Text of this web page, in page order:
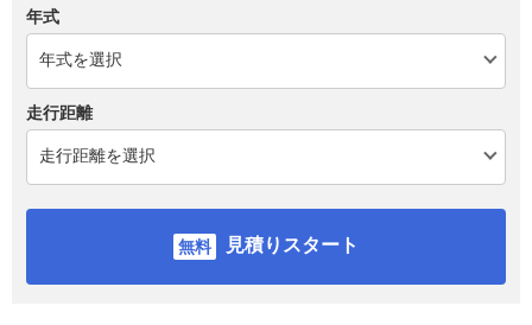
年式
走行距離
見積りスタート